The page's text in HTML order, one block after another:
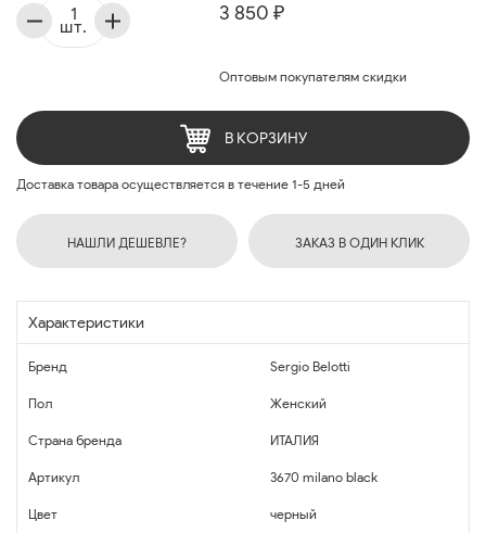
3 850 ₽
Оптовым покупателям скидки
шт.
В КОРЗИНУ
Доставка товара осуществляется в течение 1-5 дней
НАШЛИ ДЕШЕВЛЕ? ЗАКАЗ В ОДИН КЛИК
Характеристики
Бренд Sergio Belotti
Пол Женский
Страна бренда ИТАЛИЯ
Артикул 3670 milano black
Цвет черный